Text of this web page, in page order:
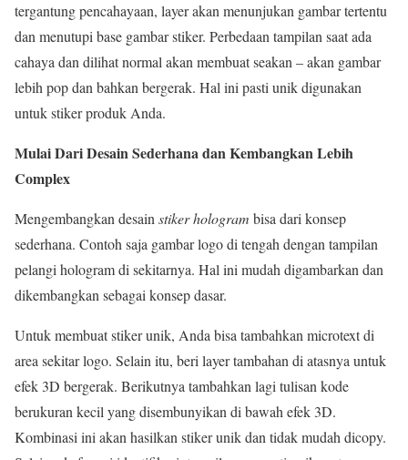
tergantung pencahayaan, layer akan menunjukan gambar tertentu
dan menutupi base gambar stiker. Perbedaan tampilan saat ada
cahaya dan dilihat normal akan membuat seakan – akan gambar
lebih pop dan bahkan bergerak. Hal ini pasti unik digunakan
untuk stiker produk Anda.
Mulai Dari Desain Sederhana dan Kembangkan Lebih
Complex
Mengembangkan desain stiker hologram bisa dari konsep
sederhana. Contoh saja gambar logo di tengah dengan tampilan
pelangi hologram di sekitarnya. Hal ini mudah digambarkan dan
dikembangkan sebagai konsep dasar.
Untuk membuat stiker unik, Anda bisa tambahkan microtext di
area sekitar logo. Selain itu, beri layer tambahan di atasnya untuk
efek 3D bergerak. Berikutnya tambahkan lagi tulisan kode
berukuran kecil yang disembunyikan di bawah efek 3D.
Kombinasi ini akan hasilkan stiker unik dan tidak mudah dicopy.